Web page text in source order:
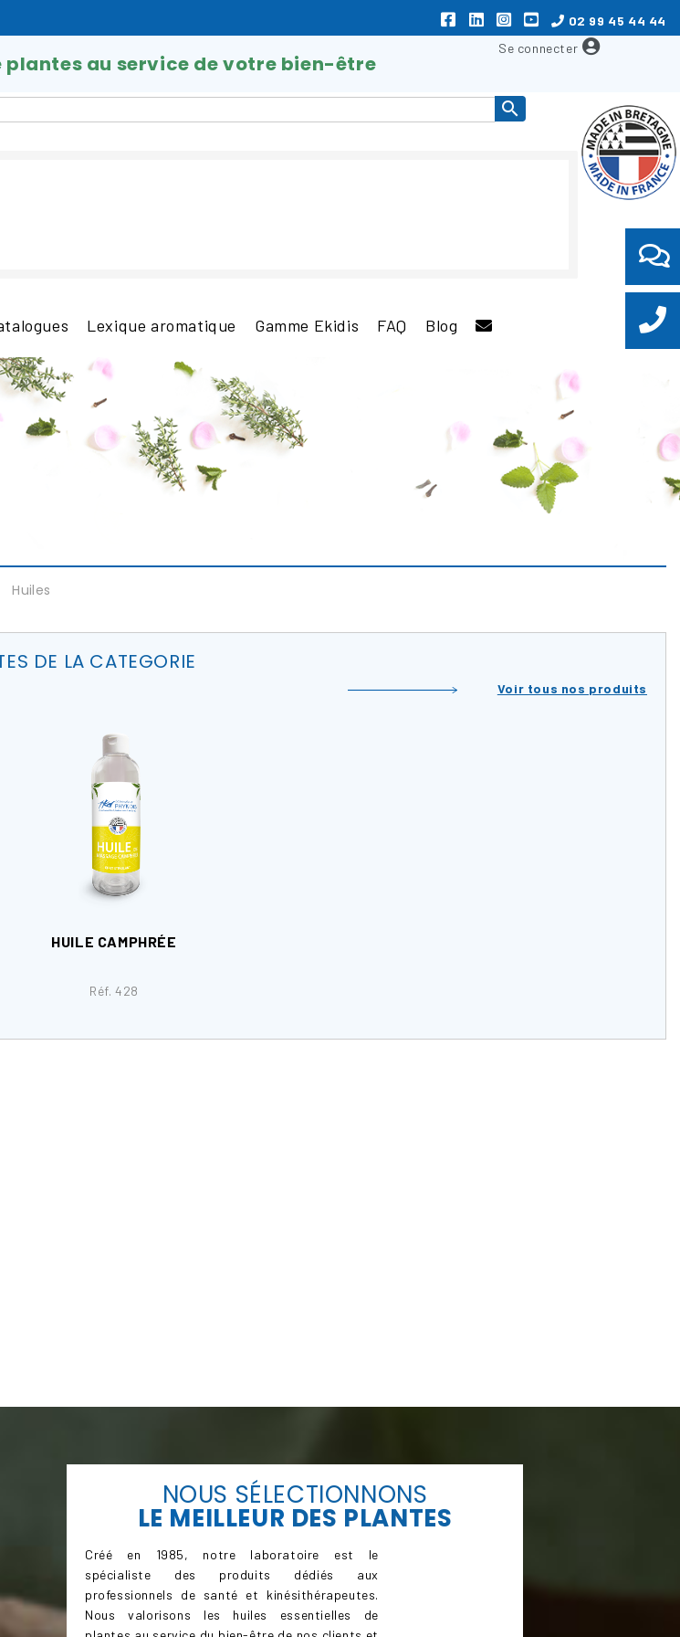
02 99 45 44 44
plantes au service de votre bien-être

Lexique aromatique Gamme Ekidis FAQ Blog
Huiles
DE LA CATEGORIE
Voir tous nos produits
HUILE CAMPHRÉE
Réf. 428
NOUS SÉLECTIONNONS
LE MEILLEUR DES PLANTES
Créé en 1985, notre laboratoire est le
spécialiste des produits dédiés aux
professionnels de santé et kinésithérapeutes.
Nous valorisons les huiles essentielles de